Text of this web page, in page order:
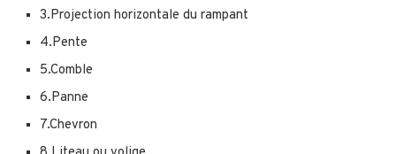
3.Projection horizontale du rampant
4.Pente
5.Comble
6.Panne
7.Chevron